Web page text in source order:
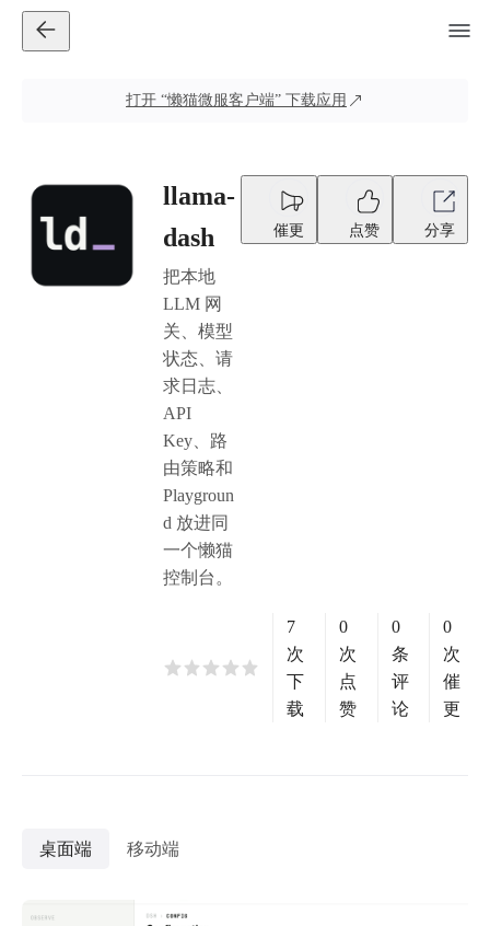
打开 “懒猫微服客户端” 下载应用
llama-
dash
把本地
LLM 网
关、模型
状态、请
求日志、
API
Key、路
由策略和
Playgroun
d 放进同
一个懒猫
控制台。
催更 点赞 分享
7
次
下
载
0
次
点
赞
0
条
评
论
0
次
催
更
桌面端 移动端